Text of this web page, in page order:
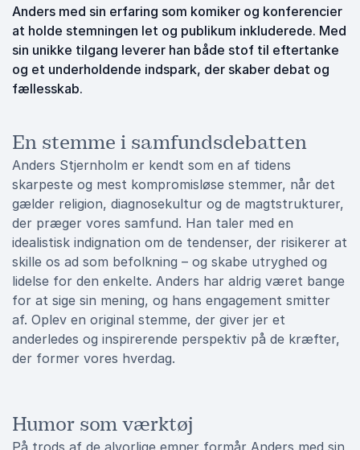
Anders med sin erfaring som komiker og konferencier
at holde stemningen let og publikum inkluderede. Med
sin unikke tilgang leverer han både stof til eftertanke
og et underholdende indspark, der skaber debat og
fællesskab.
En stemme i samfundsdebatten
Anders Stjernholm er kendt som en af tidens
skarpeste og mest kompromisløse stemmer, når det
gælder religion, diagnosekultur og de magtstrukturer,
der præger vores samfund. Han taler med en
idealistisk indignation om de tendenser, der risikerer at
skille os ad som befolkning – og skabe utryghed og
lidelse for den enkelte. Anders har aldrig været bange
for at sige sin mening, og hans engagement smitter
af. Oplev en original stemme, der giver jer et
anderledes og inspirerende perspektiv på de kræfter,
der former vores hverdag.
Humor som værktøj
På trods af de alvorlige emner formår Anders med sin